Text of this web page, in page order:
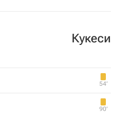
Кукеси
54‎’‎
90‎’‎